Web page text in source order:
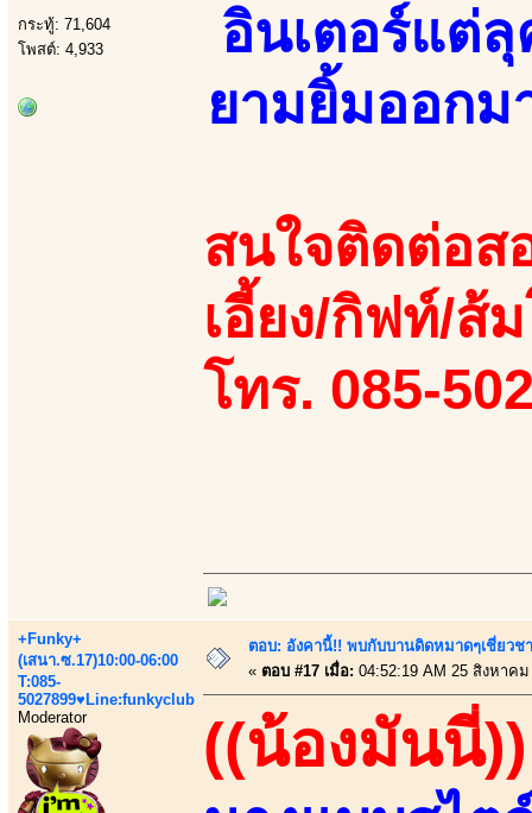
กระทู้: 71,604
โพสต์: 4,933
อินเตอร์แต่
ยามยิ้มออก
สนใจติดต่อส
เอี้ยง/กิฟท์/ส้
โทร. 085-
+Funky+
(เสนา.ซ.17)10:00-06:00
T:085-
5027899♥Line:funkyclub
Moderator
ตอบ: อังคานี้!! พบกับบานดิดหมาดๆเชี่ยวช
« ตอบ #17 เมื่อ: 04:52:19 AM 25 สิงหาคม
((น้องมันนี่))